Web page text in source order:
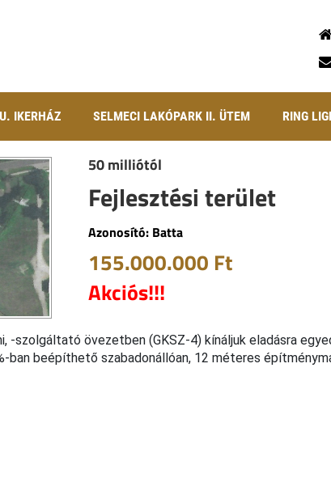
IKERHÁZ SELMECI LAKÓPARK II. ÜTEM RING
50 milliótól
Fejlesztési terület
Azonosító: Batta
155.000.000 Ft
Akciós!!!
-szolgáltató övezetben (GKSZ-4) kínáljuk eladásra
beépíthető szabadonállóan, 12 méteres